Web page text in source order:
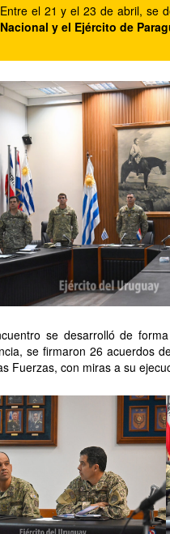
Entre el 21 y el 23 de abril, se
Nacional y el Ejército de
se desarrolló de
se firmaron 26 acuerdos
Fuerzas, con miras a su